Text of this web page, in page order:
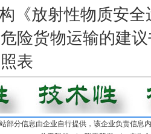
《放射性物质安
险货物运输的建
表
部分信息由企业自行提供，该企业负责信息